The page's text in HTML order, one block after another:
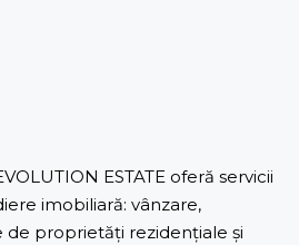
ESTATE oferă servicii
imobiliară: vânzare,
de proprietăți rezidențiale și